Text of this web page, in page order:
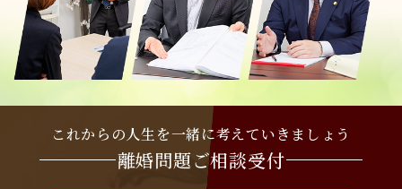
これからの人生を一緒に考えていきましょう
離婚問題ご相談受付